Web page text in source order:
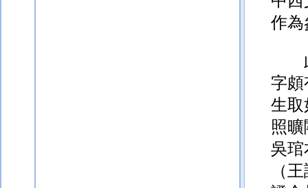
作為
字頗
生取
照
吳琯
（